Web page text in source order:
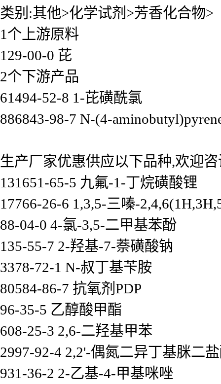
类别:其他>化学试剂>芳香化合物>
1个上游原料
129-00-0 芘
2个下游产品
61494-52-8 1-芘磺酰氯
886843-98-7 N-(4-
生产厂家优惠供应以下品种,欢迎
131651-65-5 九氟-1-丁烷磺酸锂
17766-26-6 1,3,5-三嗪-
88-04-0 4-氯-3,5-二甲基苯酚
135-55-7 2-羟基-7-萘磺酸钠
3378-72-1 N-叔丁基苄胺
80584-86-7 抗氧剂PDP
96-35-5 乙醇酸甲酯
608-25-3 2,6-二羟基甲苯
2997-92-4 2,2'-偶氮二异丁基脒二
931-36-2 2-乙基-4-甲基咪唑